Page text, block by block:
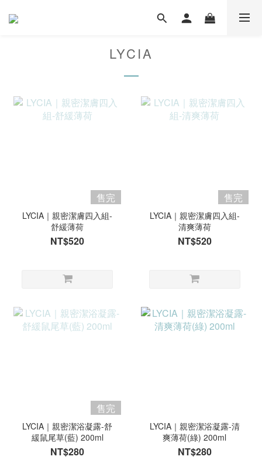
LYCIA
售完
LYCIA｜親密潔膚四入組-
舒緩薄荷
NT$520
售完
LYCIA｜親密潔膚四入組-
清爽薄荷
NT$520
售完
LYCIA｜親密潔浴凝露-舒
緩鼠尾草(藍) 200ml
NT$280
LYCIA｜親密潔浴凝露-清
爽薄荷(綠) 200ml
NT$280